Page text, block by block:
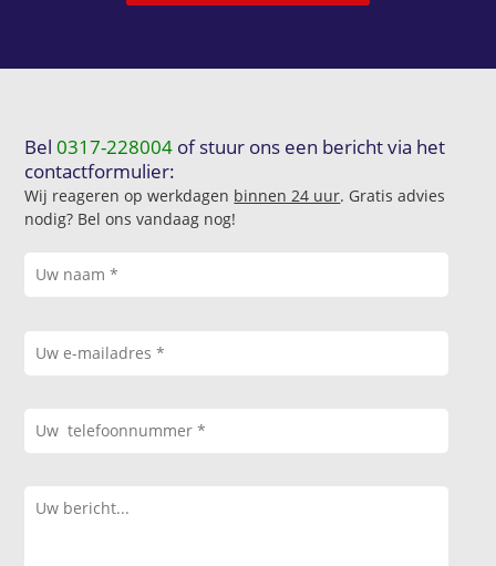
Bel0317-228004 of stuur ons een bericht via het
contactformulier:
Wij reageren op werkdagen binnen 24 uur. Gratis advies
nodig? Bel ons vandaag nog!